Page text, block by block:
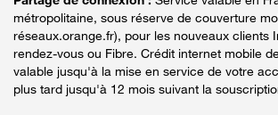
métropolitaine, sous réserve de couverture
réseaux.orange.fr), pour les nouveaux clients
rendez-vous ou Fibre. Crédit internet mobile
valable jusqu'à la mise en service de votre
plus tard jusqu'à 12 mois suivant la